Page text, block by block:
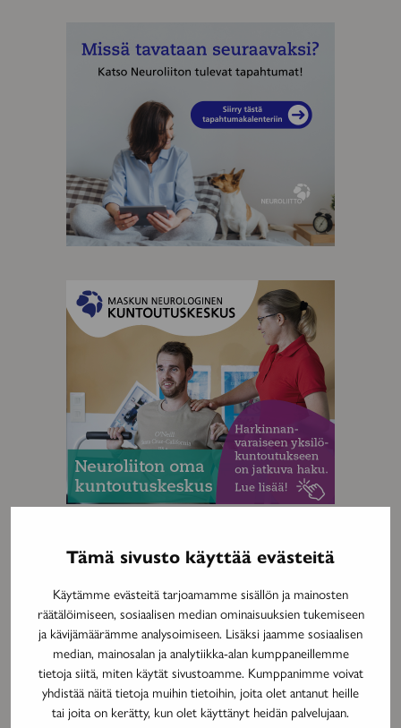
Tämä sivusto käyttää evästeitä
Käytämme evästeitä tarjoamamme sisällön ja mainosten
räätälöimiseen, sosiaalisen median ominaisuuksien tukemiseen
ja kävijämäärämme analysoimiseen. Lisäksi jaamme sosiaalisen
median, mainosalan ja analytiikka-alan kumppaneillemme
tietoja siitä, miten käytät sivustoamme. Kumppanimme voivat
yhdistää näitä tietoja muihin tietoihin, joita olet antanut heille
tai joita on kerätty, kun olet käyttänyt heidän palvelujaan.
MAINOS